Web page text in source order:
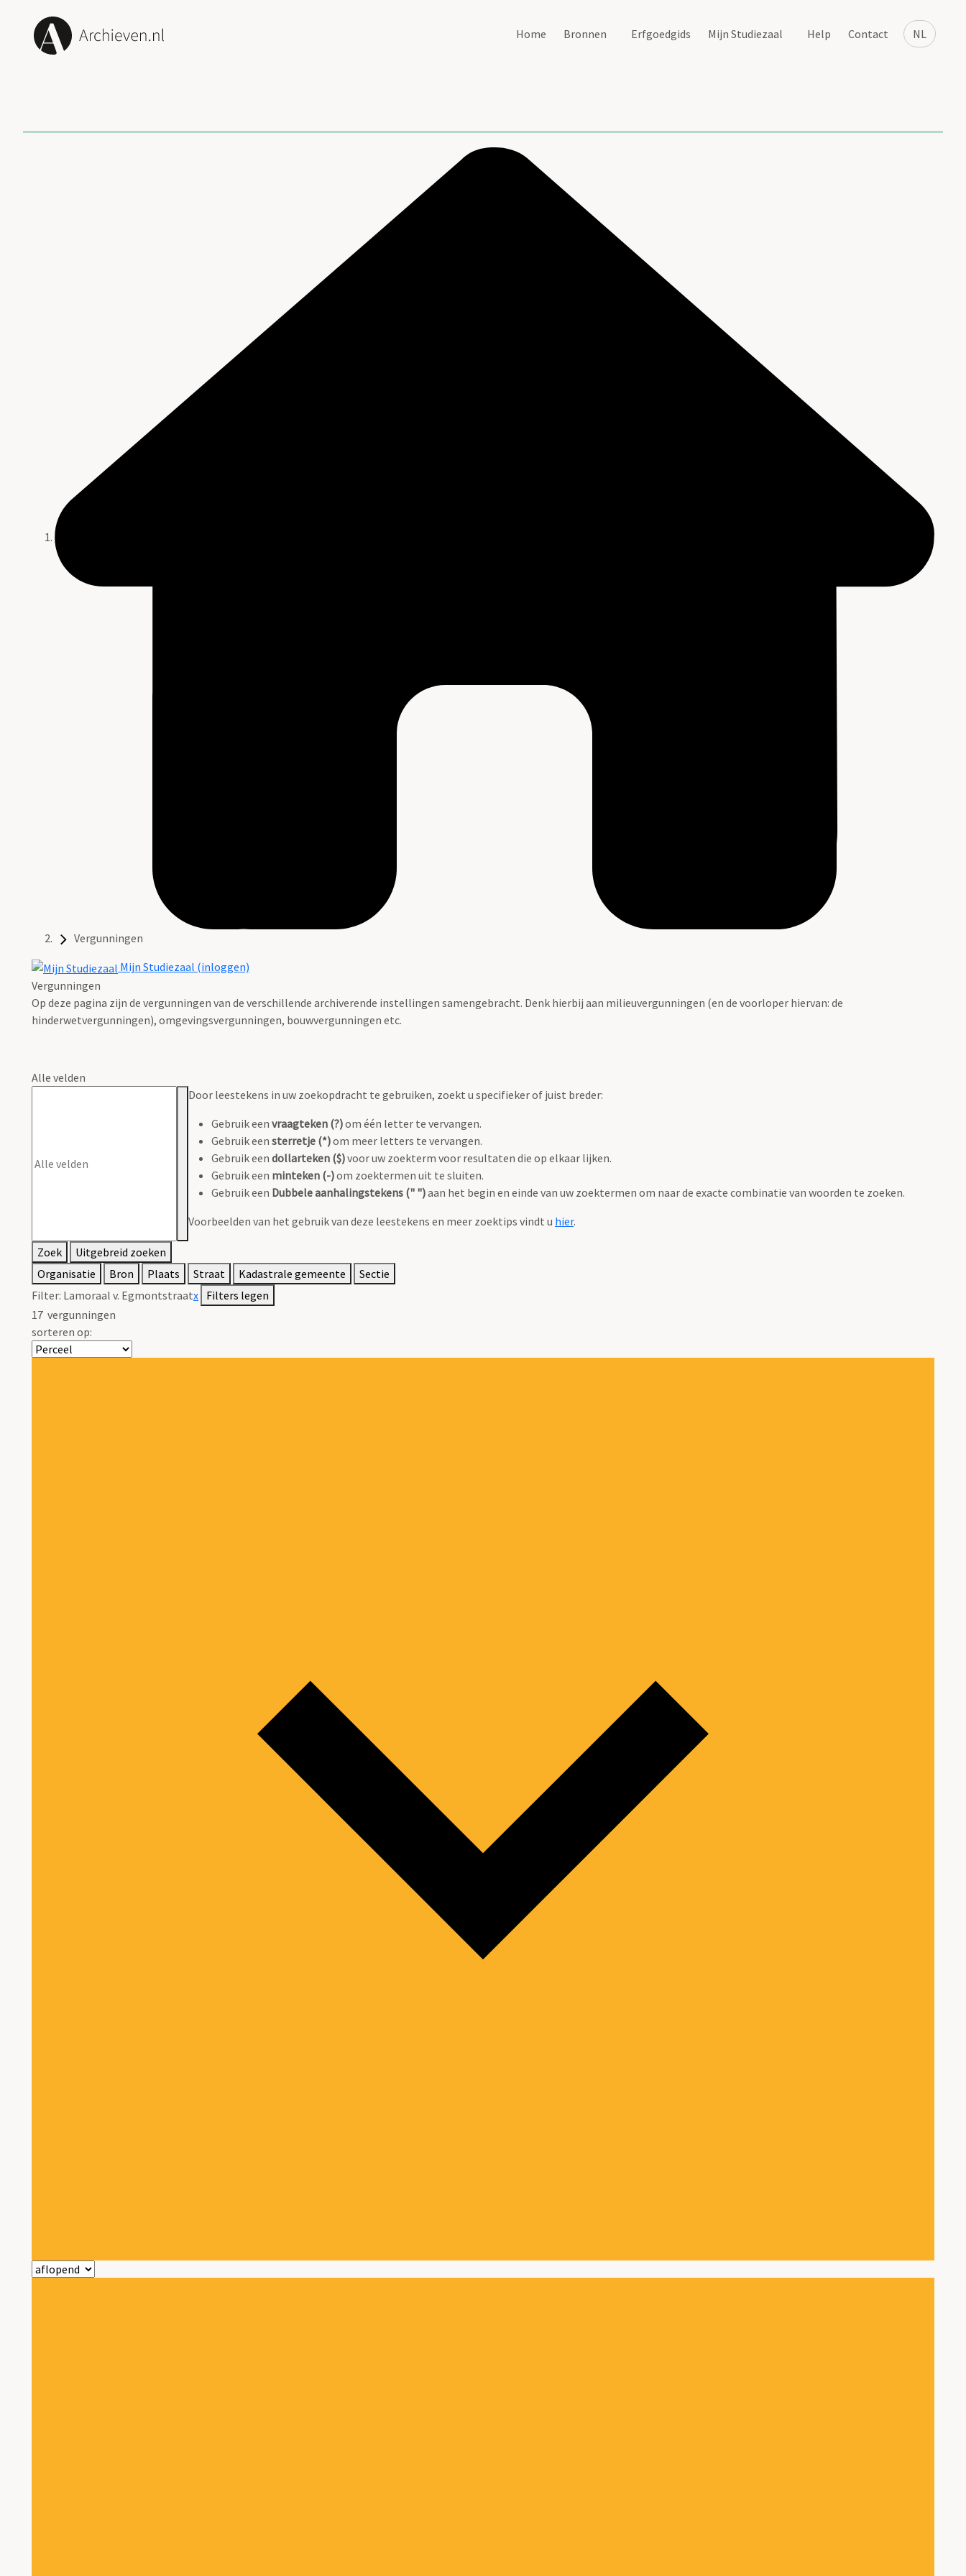
NL
Home Bronnen Erfgoedgids Mijn Studiezaal Help Contact
Vergunningen
Mijn Studiezaal (inloggen)
Vergunningen
Op deze pagina zijn de vergunningen van de verschillende archiverende instellingen samengebracht. Denk hierbij aan milieuvergunningen (en de voorloper hiervan: de
hinderwetvergunningen), omgevingsvergunningen, bouwvergunningen etc.
Alle velden
Door leestekens in uw zoekopdracht te gebruiken, zoekt u specifieker of juist breder:
Gebruik een vraagteken (?)om één letter te vervangen.
Gebruik een sterretje (*)om meer letters te vervangen.
Gebruik een dollarteken ($)voor uw zoekterm voor resultaten die op elkaar lijken.
Gebruik een minteken (-)om zoektermen uit te sluiten.
Gebruik een Dubbele aanhalingstekens (" ")aan het begin en einde van uw zoektermen om naar de exacte combinatie van woorden te zoeken.
Voorbeelden van het gebruik van deze leestekens en meer zoektips vindt u hier.
Zoek
Uitgebreid zoeken
Organisatie
Bron Plaats Straat Kadastrale gemeente
Sectie
Filter: Lamoraal v. Egmontstraatx Filters legen
17 vergunningen
sorteren op: